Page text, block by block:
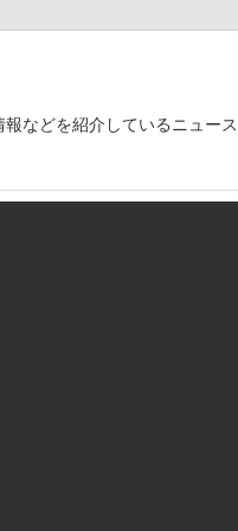
などを紹介しているニュース